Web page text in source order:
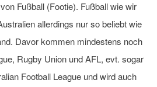
Fußball (Footie). Fußball wie wir
allerdings nur so beliebt wie
Davor kommen mindestens noch
Rugby Union und AFL, evt. sogar
Football League und wird auch